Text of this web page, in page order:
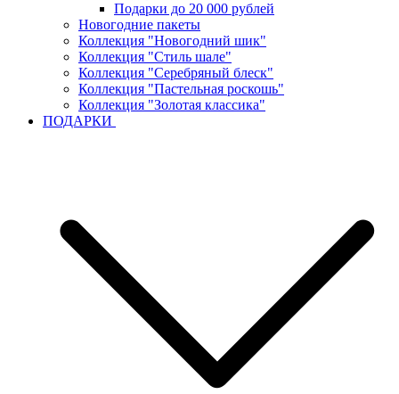
Подарки до 20 000 рублей
Новогодние пакеты
Коллекция "Новогодний шик"
Коллекция "Стиль шале"
Коллекция "Серебряный блеск"
Коллекция "Пастельная роскошь"
Коллекция "Золотая классика"
ПОДАРКИ